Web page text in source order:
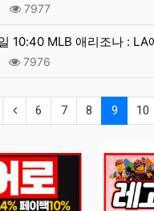
조회
7977
10:40 MLB 애리조나 : LA
조회
7976
(previous)
6 7 8 9 10